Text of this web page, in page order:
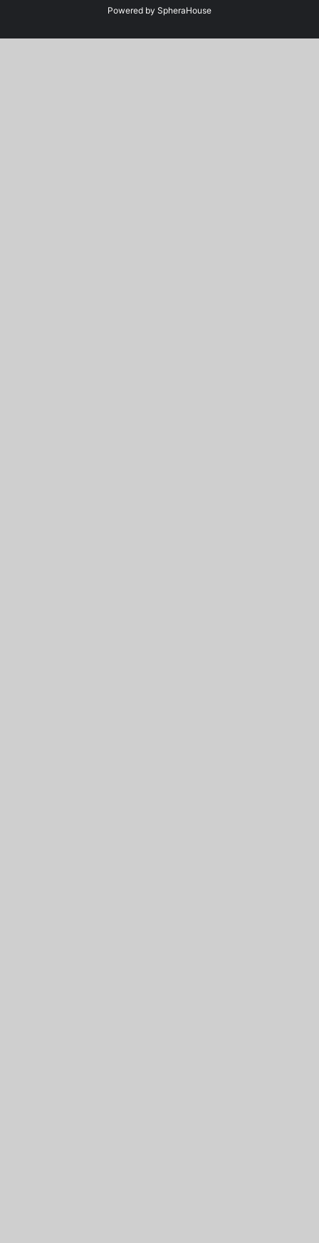
Powered by SpheraHouse